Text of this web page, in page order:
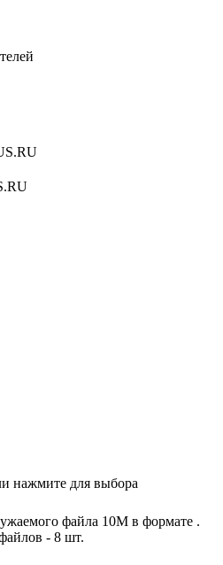
нажмите для выбора
файла 10M в формате .
- 8 шт.